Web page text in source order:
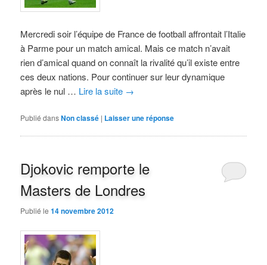
Mercredi soir l’équipe de France de football affrontait l’Italie
à Parme pour un match amical. Mais ce match n’avait
rien d’amical quand on connaît la rivalité qu’il existe entre
ces deux nations. Pour continuer sur leur dynamique
après le nul … Lire la suite →
Publié dansNon classé | Laisser une réponse
Djokovic remporte le
Masters de Londres
Publié le14 novembre 2012